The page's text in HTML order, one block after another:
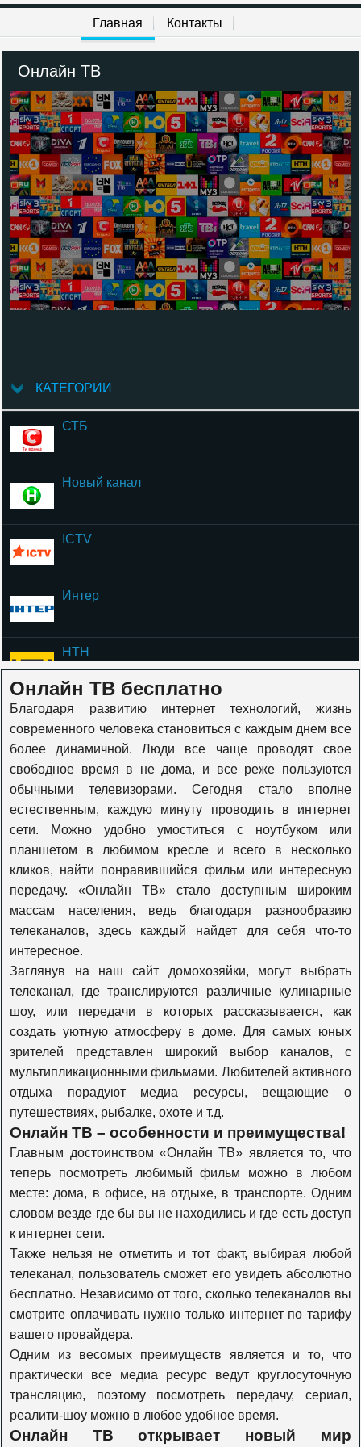
Главная Контакты
Онлайн ТВ
КАТЕГОРИИ
СТБ
Новый канал
ICTV
Интер
НТН
ОЦЕ
К1
Viasat Explore
Viasat Nature
Viasat History
Travel+adventure
Travel Channel
History
Наука 2.0
Т24
Оружие
Живая планета
Онлайн ТВ бесплатно
Благодаря развитию интернет технологий, жизнь
современного человека становиться с каждым днем все
более динамичной. Люди все чаще проводят свое
свободное время в не дома, и все реже пользуются
обычными телевизорами. Сегодня стало вполне
естественным, каждую минуту проводить в интернет
сети. Можно удобно умоститься с ноутбуком или
планшетом в любимом кресле и всего в несколько
кликов, найти понравившийся фильм или интересную
передачу. «Онлайн ТВ» стало доступным широким
массам населения, ведь благодаря разнообразию
телеканалов, здесь каждый найдет для себя что-то
интересное.
Заглянув на наш сайт домохозяйки, могут выбрать
телеканал, где транслируются различные кулинарные
шоу, или передачи в которых рассказывается, как
создать уютную атмосферу в доме. Для самых юных
зрителей представлен широкий выбор каналов, с
мультипликационными фильмами. Любителей активного
отдыха порадуют медиа ресурсы, вещающие о
путешествиях, рыбалке, охоте и т.д.
Онлайн ТВ – особенности и преимущества!
Главным достоинством «Онлайн ТВ» является то, что
теперь посмотреть любимый фильм можно в любом
месте: дома, в офисе, на отдыхе, в транспорте. Одним
словом везде где бы вы не находились и где есть доступ
к интернет сети.
Также нельзя не отметить и тот факт, выбирая любой
телеканал, пользователь сможет его увидеть абсолютно
бесплатно. Независимо от того, сколько телеканалов вы
смотрите оплачивать нужно только интернет по тарифу
вашего провайдера.
Одним из весомых преимуществ является и то, что
практически все медиа ресурс ведут круглосуточную
трансляцию, поэтому посмотреть передачу, сериал,
реалити-шоу можно в любое удобное время.
Онлайн ТВ открывает новый мир